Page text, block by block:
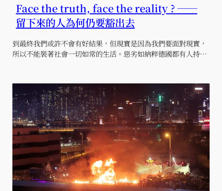
Face the truth, face the reality ? ──
留下來的人為何仍要豁出去
到最終我們或許不會有好結果，但現實是因為我們要面對現實，
所以不能裝著社會一切如常的生活。惡劣如納粹德國都有人持…